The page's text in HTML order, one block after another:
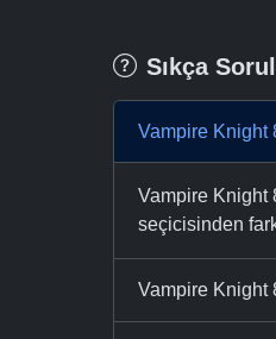
Sıkça
Vampire Knight
Vampire Knight
seçicisinden
Vampire Knight